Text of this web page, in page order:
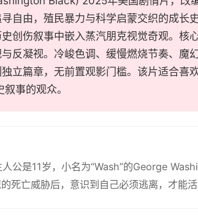
自由，殖民暴力与科学启蒙交织的成长
创伤叙事中嵌入蒸汽朋克视觉奇观。核
反凝视。冷峻色调、缓慢燃烧节奏、魔
立篇章，无前置观影门槛。该片适合喜
事的观众。
公是11岁，小名为“Wash”的George
死亡威胁后，意识到自己必须逃离，才能活